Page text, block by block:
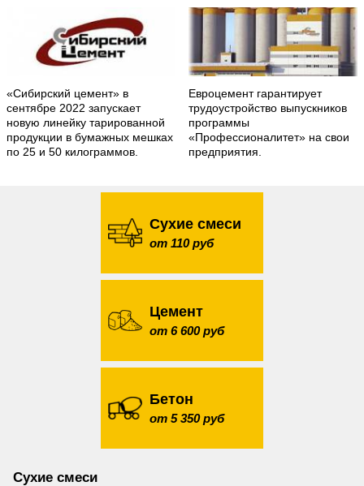
«Сибирский цемент» в
сентябре 2022 запускает
новую линейку тарированной
продукции в бумажных мешках
по 25 и 50 килограммов.
Евроцемент гарантирует
трудоустройство выпускников
программы
«Профессионалитет» на свои
предприятия.
Сухие смеси
от 110 руб
Цемент
от 6 600 руб
Бетон
от 5 350 руб
Сухие смеси